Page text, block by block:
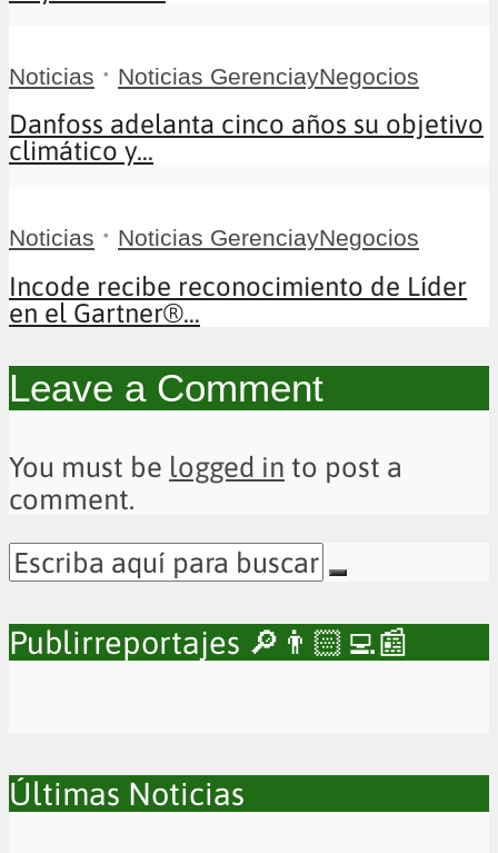
Noticias • Noticias GerenciayNegocios
Danfoss adelanta cinco años su objetivo
climático y...
Noticias • Noticias GerenciayNegocios
Incode recibe reconocimiento de Líder
en el Gartner®...
Leave a Comment
You must be logged in to post a
comment.
Publirreportajes 🔎👨🏻‍💻📰
Últimas Noticias